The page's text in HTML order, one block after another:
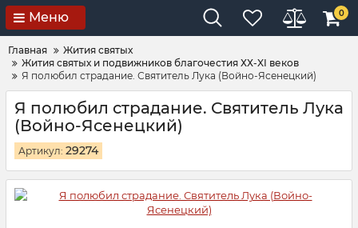
Меню 0
Главная
Жития святых
Жития святых и подвижников благочестия ХХ-XI веков
Я полюбил страдание. Святитель Лука (Войно-Ясенецкий)
Я полюбил страдание. Святитель Лука
(Войно-Ясенецкий)
Артикул: 29274